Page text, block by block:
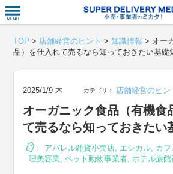
TOP > 店舗経営のヒント >知識情報 > オー
品）を仕入れて売るなら知っておきたい基礎
2025/1/9 木 カテゴリ： 店舗経営のヒン
オーガニック食品（有機食
て売るなら知っておきたい
： アパレル雑貨小売店, エシカル, カ
理美容業, ペット動物事業者, ホテル旅館